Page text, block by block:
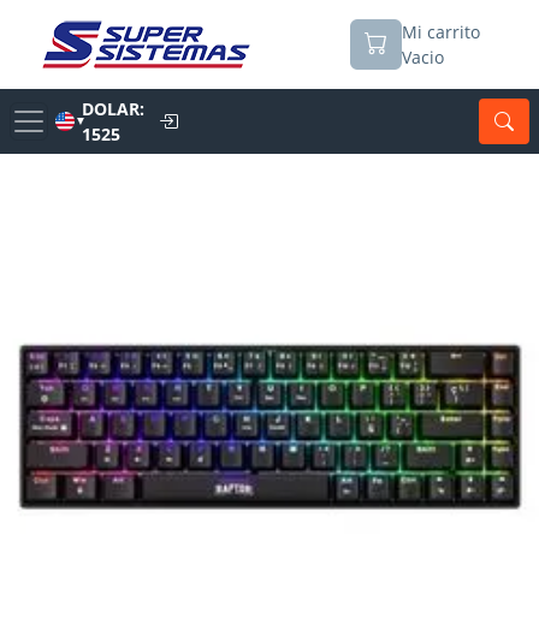
Mi carrito
Vacio
▼
DOLAR:
1525